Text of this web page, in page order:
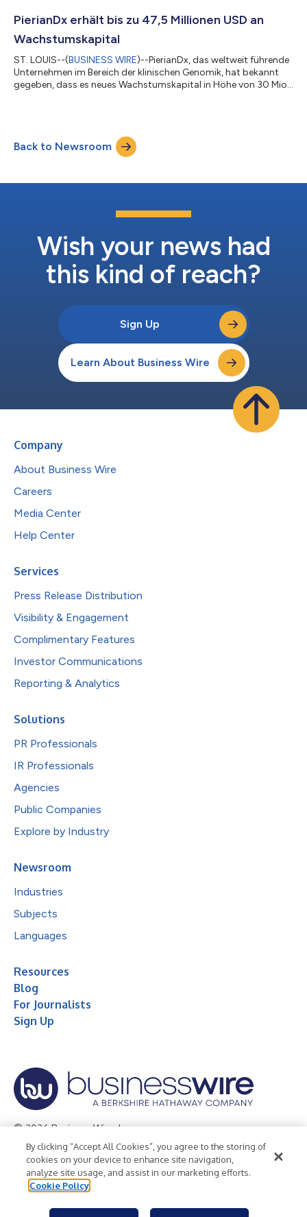
routinemäßigen Gesundheitspraxis und -forschung behindert.
einzelne...
PierianDx erhält bis zu 47,5 Millionen USD an
Wachstumskapital
ST. LOUIS--(BUSINESS WIRE)--PierianDx, das weltweit führende
Unternehmen im Bereich der klinischen Genomik, hat bekannt
gegeben, dass es neues Wachstumskapital in Höhe von 30 Mio.
bestimmter Bedingungen. Die Finanzierung wurde von der im
Gesundheitswesen tätigen Investmentgesellschaft OrbiMed
angeführt, wobei auch die bes...
Back to Newsroom
Wish your news had
this kind of reach?
Sign Up
Learn About Business Wire
Company
About Business Wire
Careers
Media Center
Help Center
Services
Press Release Distribution
Visibility & Engagement
Complimentary Features
Investor Communications
Reporting & Analytics
Solutions
PR Professionals
IR Professionals
Agencies
Public Companies
Explore by Industry
Newsroom
Industries
Subjects
Languages
Resources
Blog
For Journalists
Sign Up
© 2026 Business Wire, Inc.
Privacy Policy Cookie Policy
Accessibility Statement
Terms of Use
Legal
By clicking “Accept All Cookies”, you agree to the storing of
cookies on your device to enhance site navigation,
analyze site usage, and assist in our marketing efforts.
Cookie Policy